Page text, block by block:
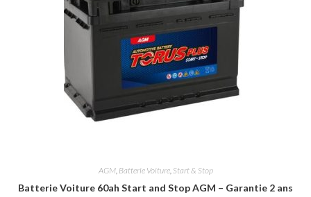
AGM, Batterie Voiture, Start & Stop
Batterie Voiture 60ah Start and Stop AGM – Garantie 2 ans